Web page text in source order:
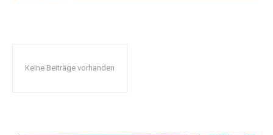
Keine Beiträge vorhanden